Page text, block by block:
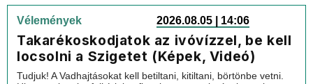
Vélemények 2026.08.05 | 14:06
Takarékoskodjatok az ivóvízzel, be kell
locsolni a Szigetet (Képek, Videó)
Tudjuk! A Vadhajtásokat kell betiltani, kitiltani, börtönbe vetni.